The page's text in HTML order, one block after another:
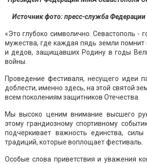
Источник фото: пресс-служба
«Это глубоко символично. Севастополь -
мужества, где каждая пядь земли помнит
и дедов, защищавших Родину в годы
войны.
Проведение фестиваля, несущего идеи
доблести, именно здесь, на этой святой
всем поколениям защитников Отечества.
Мы высоко ценим внимание высшего
этому грандиозному спортивному
подчеркивает важность единства,
традиций, которые воплощает фестиваль.
Особые слова приветствия и уважения